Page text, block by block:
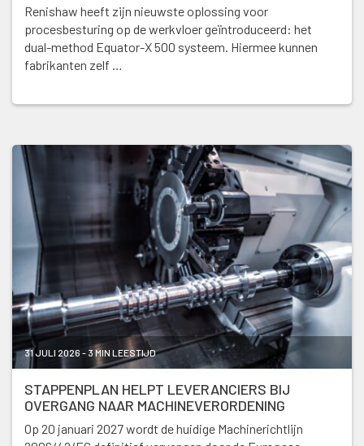
Renishaw heeft zijn nieuwste oplossing voor
procesbesturing op de werkvloer geïntroduceerd: het
dual-method Equator-X 500 systeem. Hiermee kunnen
fabrikanten zelf …
31 JULI 2026 - 3 MIN LEESTIJD
STAPPENPLAN HELPT LEVERANCIERS BIJ
OVERGANG NAAR MACHINEVERORDENING
Op 20 januari 2027 wordt de huidige Machinerichtlijn